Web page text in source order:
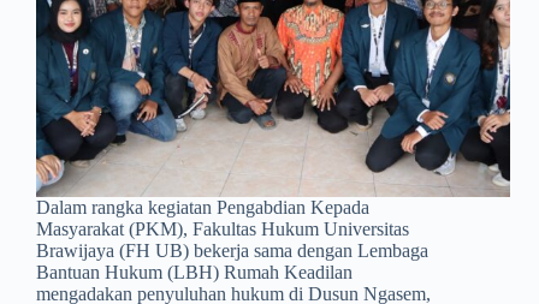
Dalam rangka kegiatan Pengabdian Kepada
Masyarakat (PKM), Fakultas Hukum Universitas
Brawijaya (FH UB) bekerja sama dengan Lembaga
Bantuan Hukum (LBH) Rumah Keadilan
mengadakan penyuluhan hukum di Dusun Ngasem,